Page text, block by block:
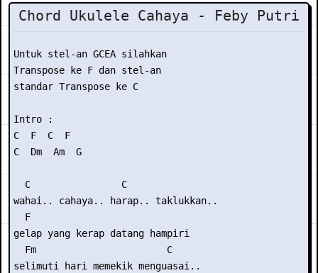
Chord Ukulele Cahaya - Feby Putri
Untuk stel-an GCEA silahkan
Transpose ke F dan stel-an
standar Transpose ke C
Intro :
C  F  C  F
C  Dm  Am  G
  C                C
wahai.. cahaya.. harap.. taklukkan..
  F
gelap yang kerap datang hampiri
  Fm                       C
selimuti hari memekik menguasai..